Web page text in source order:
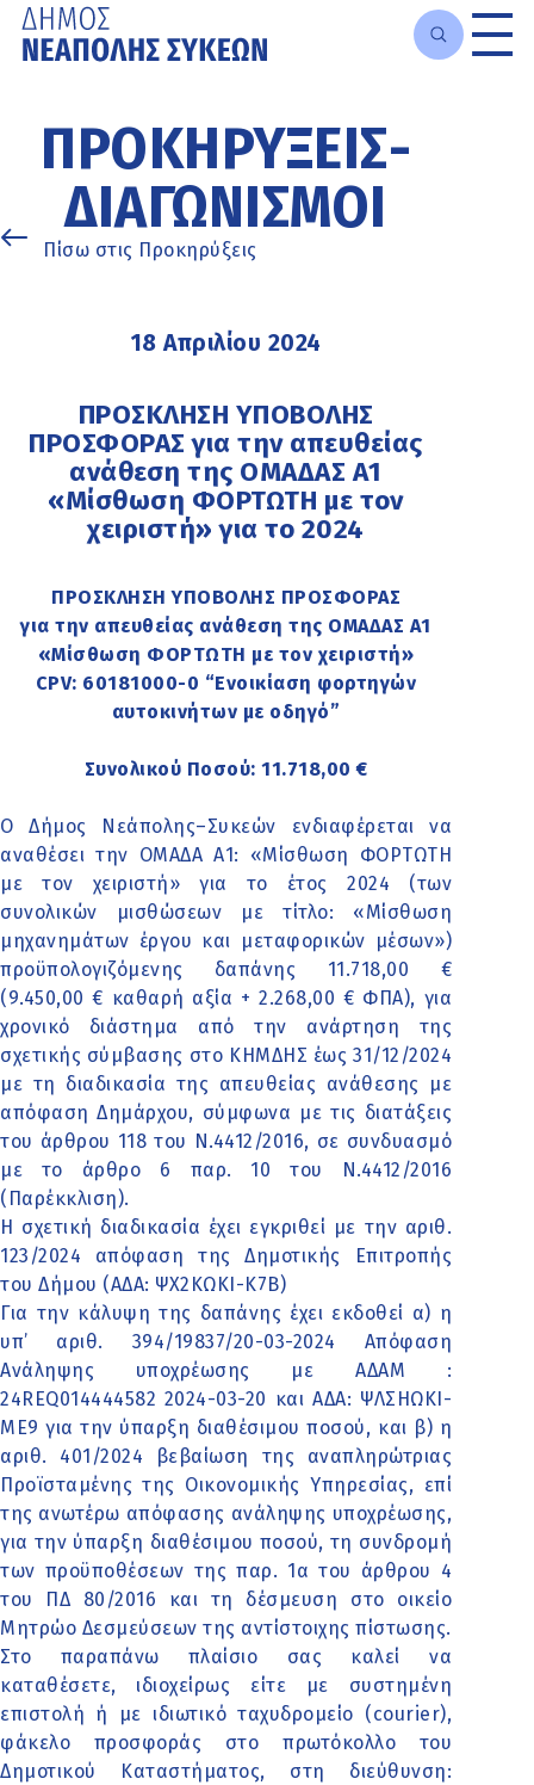
κυρίως
περιεχόμενο
ΠΡΟΚΗΡΎΞΕΙΣ-
ΔΙΑΓΩΝΙΣΜΟΊ
Πίσω στις Προκηρύξεις
18 Απριλίου 2024
ΠΡΟΣΚΛΗΣΗ ΥΠΟΒΟΛΗΣ
ΠΡΟΣΦΟΡΑΣ για την απευθείας
ανάθεση της ΟΜΑΔΑΣ Α1
«Μίσθωση ΦΟΡΤΩΤΗ με τον
χειριστή» για το 2024
ΠΡΟΣΚΛΗΣΗ ΥΠΟΒΟΛΗΣ ΠΡΟΣΦΟΡΑΣ
για την απευθείας ανάθεση της ΟΜΑΔΑΣ Α1
«Μίσθωση ΦΟΡΤΩΤΗ με τον χειριστή»
CPV: 60181000-0 “Ενοικίαση φορτηγών
αυτοκινήτων με οδηγό”
Συνολικού Ποσού: 11.718,00 €
Ο Δήμος Νεάπολης–Συκεών ενδιαφέρεται να
αναθέσει την ΟΜΑΔΑ Α1: «Μίσθωση ΦΟΡΤΩΤΗ
με τον χειριστή» για το έτος 2024 (των
συνολικών μισθώσεων με τίτλο: «Μίσθωση
μηχανημάτων έργου και μεταφορικών μέσων»)
προϋπολογιζόμενης δαπάνης 11.718,00 €
(9.450,00 € καθαρή αξία + 2.268,00 € ΦΠΑ), για
χρονικό διάστημα από την ανάρτηση της
σχετικής σύμβασης στο ΚΗΜΔΗΣ έως 31/12/2024
με τη διαδικασία της απευθείας ανάθεσης με
απόφαση Δημάρχου, σύμφωνα με τις διατάξεις
του άρθρου 118 του Ν.4412/2016, σε συνδυασμό
με το άρθρο 6 παρ. 10 του Ν.4412/2016
(Παρέκκλιση).
Η σχετική διαδικασία έχει εγκριθεί με την αριθ.
123/2024 απόφαση της Δημοτικής Επιτροπής
του Δήμου (ΑΔΑ: ΨΧ2ΚΩΚΙ-Κ7Β)
Για την κάλυψη της δαπάνης έχει εκδοθεί α) η
υπ’ αριθ. 394/19837/20-03-2024 Απόφαση
Ανάληψης υποχρέωσης με ΑΔΑΜ :
24REQ014444582 2024-03-20 και ΑΔΑ: ΨΛΣΗΩΚΙ-
ΜΕ9 για την ύπαρξη διαθέσιμου ποσού, και β) η
αριθ. 401/2024 βεβαίωση της αναπληρώτριας
Προϊσταμένης της Οικονομικής Υπηρεσίας, επί
της ανωτέρω απόφασης ανάληψης υποχρέωσης,
για την ύπαρξη διαθέσιμου ποσού, τη συνδρομή
των προϋποθέσεων της παρ. 1α του άρθρου 4
του ΠΔ 80/2016 και τη δέσμευση στο οικείο
Μητρώο Δεσμεύσεων της αντίστοιχης πίστωσης.
Στο παραπάνω πλαίσιο σας καλεί να
καταθέσετε, ιδιοχείρως είτε με συστημένη
επιστολή ή με ιδιωτικό ταχυδρομείο (courier),
φάκελο προσφοράς στο πρωτόκολλο του
Δημοτικού Καταστήματος, στη διεύθυνση: